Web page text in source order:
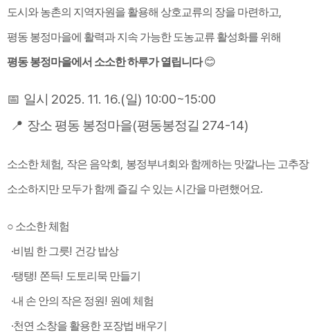
도시와 농촌의 지역자원을 활용해 상호교류의 장을 마련하고
평동 봉정마을에 활력과 지속 가능한 도농교류 활성화를 위해
평동 봉정마을에서 소소한 하루가 열립니다 😊
📅 일시 2025. 11. 16.(일) 10:00~15:00
📍 장소 평동 봉정마을(평동봉정길 274-14)
소소한 체험 작은 음악회 봉정부녀회와 함께하는 맛깔나는 고추
소소하지만 모두가 함께 즐길 수 있는 시간을 마련했어요.
○ 소소한 체험
·비빔 한 그릇! 건강 밥상
·​탱탱! 쫀득! 도토리묵 만들기
·내 손 안의 작은 정원! 원예 체험
·천연 소창을 활용한 포장법 배우기